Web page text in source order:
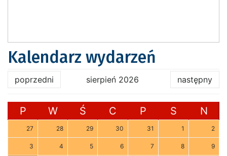
Kalendarz wydarzeń
poprzedni sierpień 2026 następny
P W Ś C P S N
27 28 29 30 31 1 2
3 4 5 6 7 8 9